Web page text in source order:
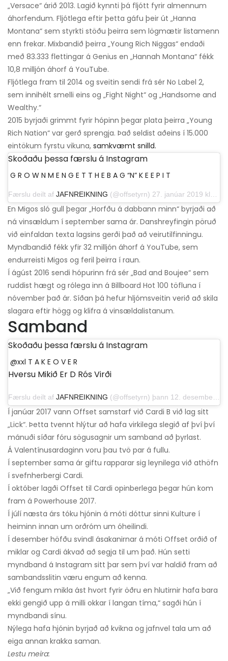
„Versace“ árið 2013. Lagið kynnti þá fljótt fyrir almennum
áhorfendum. Fljótlega eftir þetta gáfu þeir út „Hanna
Montana“ sem styrkti stöðu þeirra sem lögmætir listamenn
enn frekar. Mixbandið þeirra „Young Rich Niggas“ endaði
með 83.333 flettingar á Genius en „Hannah Montana“ fékk
10,8 milljón áhorf á YouTube.
Fljótlega fram til 2014 og sveitin sendi frá sér No Label 2,
sem innihélt smelli eins og „Fight Night“ og „Handsome and
Wealthy.“
2015 byrjaði grimmt fyrir hópinn þegar plata þeirra „Young
Rich Nation“ var gerð sprengja. Það seldist aðeins í 15.000
eintökum fyrstu vikuna, samkvæmt snilld.
Skoðaðu þessa færslu á Instagram
G R O W N M E N G E T T H E B A G “N” K E E P I T
Færslu deilt af JAFNREIKNING (@offsetyrn) 27. janúar 2019 klukkan 10:39 PST
En Migos sló gull þegar „Horfðu á dabbann minn“ byrjaði að
ná vinsældum í september sama ár. Danshreyfingin pöruð
við einfaldan texta lagsins gerði það að veirutilfinningu.
Myndbandið fékk yfir 32 milljón áhorf á YouTube, sem
endurreisti Migos og feril þeirra í raun.
Í ágúst 2016 sendi hópurinn frá sér „Bad and Boujee“ sem
ruddist hægt og rólega inn á Billboard Hot 100 töfluna í
nóvember það ár. Síðan þá hefur hljómsveitin verið að skila
slagara eftir högg og klifra á vinsældalistanum.
Samband
Skoðaðu þessa færslu á Instagram
@xxl T A K E O V E R
Hversu Mikið Er D Rós Virði
Færslu deilt af JAFNREIKNING (@offsetyrn) þann 12. desember 2018 klukkan 14:53 PST
Í janúar 2017 vann Offset samstarf við Cardi B við lag sitt
„Lick“. Þetta tvennt hlýtur að hafa virkilega slegið af því því
mánuði síðar fóru sögusagnir um samband að þyrlast.
Á Valentínusardaginn voru þau tvö par á fullu.
Í september sama ár giftu rapparar sig leynilega við athöfn
í svefnherbergi Cardi.
Í október lagði Offset til Cardi opinberlega þegar hún kom
fram á Powerhouse 2017.
Í júlí næsta árs tóku hjónin á móti dóttur sinni Kulture í
heiminn innan um orðróm um óheilindi.
Í desember höfðu svindl ásakanirnar á móti Offset orðið of
miklar og Cardi ákvað að segja til um það. Hún setti
myndband á Instagram sitt þar sem því var haldið fram að
sambandsslitin væru engum að kenna.
„Við fengum mikla ást hvort fyrir öðru en hlutirnir hafa bara
ekki gengið upp á milli okkar í langan tíma,“ sagði hún í
myndbandi sínu.
Nýlega hafa hjónin byrjað að kvikna og jafnvel tala um að
eiga annan krakka saman.
Lestu meira: